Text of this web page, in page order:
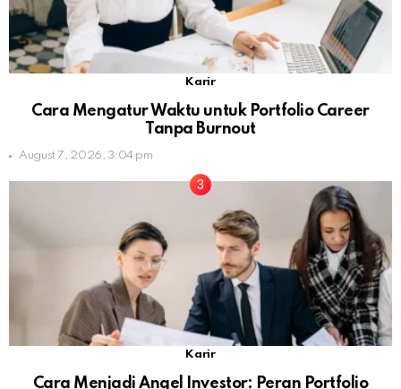
Karir
Cara Mengatur Waktu untuk Portfolio Career
Tanpa Burnout
August 7, 2026, 3:04 pm
Karir
Cara Menjadi Angel Investor: Peran Portfolio